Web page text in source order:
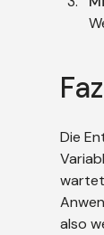
Die
also